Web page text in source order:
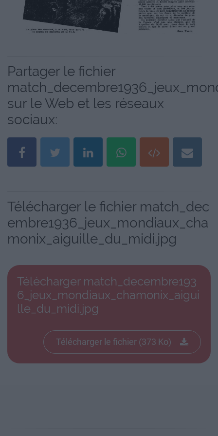
Partager le fichier
sur le Web et les réseaux
sociaux:
Télécharger le fichier match_dec
embre1936_jeux_mondiaux_cha
monix_aiguille_du_midi.jpg
Télécharger match_decembre193
6_jeux_mondiaux_chamonix_aigui
lle_du_midi.jpg
Télécharger le fichier (373 Ko)